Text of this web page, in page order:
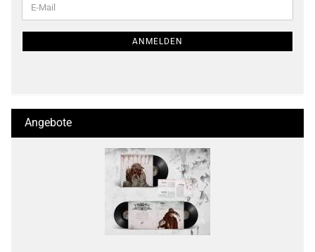
ZUR
E-
Mail
ANMELDEN
Angebote